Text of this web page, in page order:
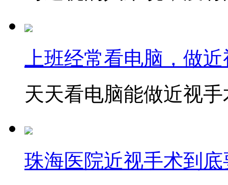
上班经常看电脑，做
天天看电脑能做近视
珠海医院近视手术到